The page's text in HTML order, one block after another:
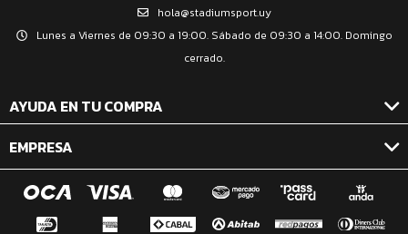
hola@stadiumsport.uy
Lunes a Viernes de 09:30 a 19:00. Sábado de 09:30 a 14:00. Domingo
cerrado.
AYUDA EN TU COMPRA
EMPRESA